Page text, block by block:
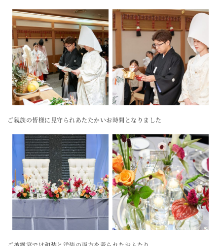
ご親族の皆様に見守られあたたかいお時間となりました